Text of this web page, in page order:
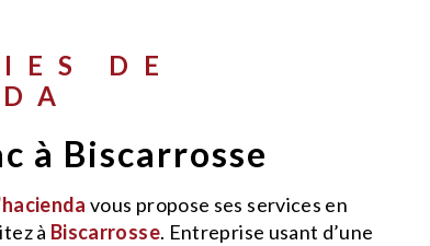
à Biscarrosse
vous propose ses services en
à Biscarrosse. Entreprise usant d’une